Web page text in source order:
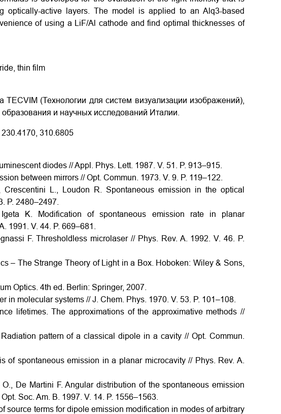
optically-active layers. The model is applied to an Alq3-based
of using a LiF/Al cathode and find optimal thicknesses of
thin film
(Технологии для систем визуализации изображений),
и научных исследований Италии.
310.6805
diodes // Appl. Phys. Lett. 1987. V. 51. P. 913–915.
between mirrors // Opt. Commun. 1973. V. 9. P. 119–122.
L., Loudon R. Spontaneous emission in the optical
P. 2480–2497.
K. Modification of spontaneous emission rate in planar
1991. V. 44. P. 669–681.
F. Thresholdless microlaser // Phys. Rev. A. 1992. V. 46. P.
– The Strange Theory of Light in a Box. Hoboken: Wiley & Sons,
Optics. 4th ed. Berlin: Springer, 2007.
in molecular systems // J. Chem. Phys. 1970. V. 53. P. 101–108.
lifetimes. The approximations of the approximative methods //
pattern of a classical dipole in a cavity // Opt. Commun.
of spontaneous emission in a planar microcavity // Phys. Rev. A.
De Martini F. Angular distribution of the spontaneous emission
Soc. Am. B. 1997. V. 14. P. 1556–1563.
source terms for dipole emission modification in modes of arbitrary